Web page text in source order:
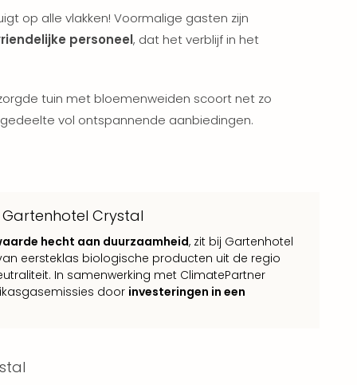
op alle vlakken! Voormalige gasten zijn
personeel, dat het verblijf in het
tuin met bloemenweiden scoort net zo
vol ontspannende aanbiedingen.
Crystal
hecht aan duurzaamheid, zit bij Gartenhotel
eersteklas biologische producten uit de regio
In samenwerking met ClimatePartner
door investeringen in een